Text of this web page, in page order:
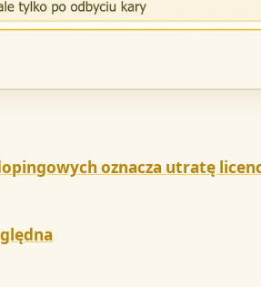
oznacza utratę